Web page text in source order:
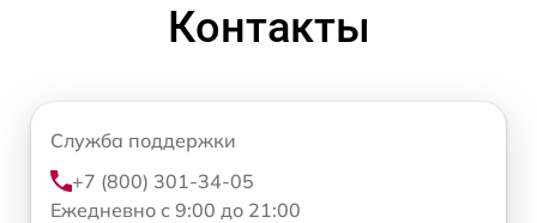
Контакты
Служба поддержки
+7 (800) 301-34-05
Ежедневно с 9:00 до 21:00